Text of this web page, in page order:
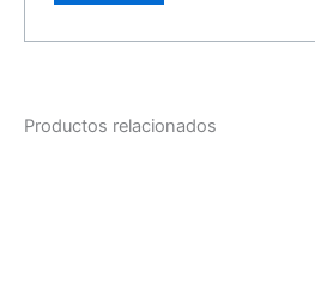
Productos relacionados